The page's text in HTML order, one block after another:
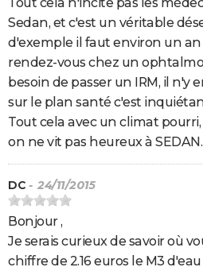
Sedan, et c'est un véritable
d'exemple il faut environ un
rendez-vous chez un
besoin de passer un IRM, il n'y
sur le plan santé c'est
Tout cela avec un climat
on ne vit pas heureux à SEDAN.
DC - 24/11/2015
Bonjour ,
Je serais curieux de savoir où
chiffre de 2.16 euros le M3